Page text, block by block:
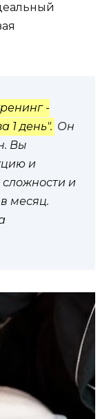
-
1 день". Он
Вы
и
и
месяц.